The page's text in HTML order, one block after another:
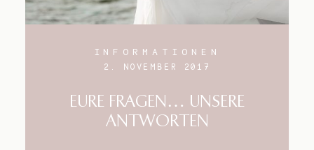
INFORMATIONEN
2. NOVEMBER 2017
EURE FRAGEN… UNSERE
ANTWORTEN